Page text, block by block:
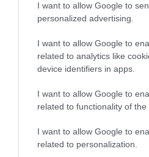
I want to allow Google to
personalized advertising.
I want to allow Google to
related to analytics like
device identifiers in apps.
I want to allow Google to
related to functionality of the
I want to allow Google to
related to personalization.
A post shared by Village